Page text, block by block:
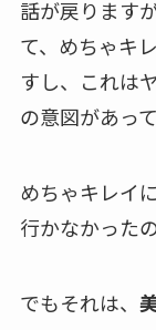
話が戻ります
て、めちゃキ
すし、これは
の意図があっ
めちゃキレイ
行かなかった
でもそれは、